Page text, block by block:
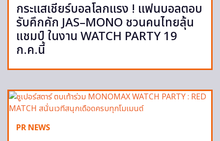
กระแสเชียร์บอลโลกแรง ! แฟนบอลตอบ
รับคึกคัก JAS–MONO ชวนคนไทยลุ้น
แชมป์ ในงาน WATCH PARTY 19
ก.ค.นี้
PR NEWS